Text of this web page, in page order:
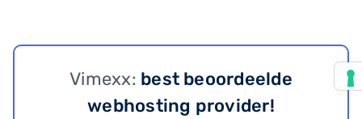
Vimexx: best beoordeelde
webhosting provider!